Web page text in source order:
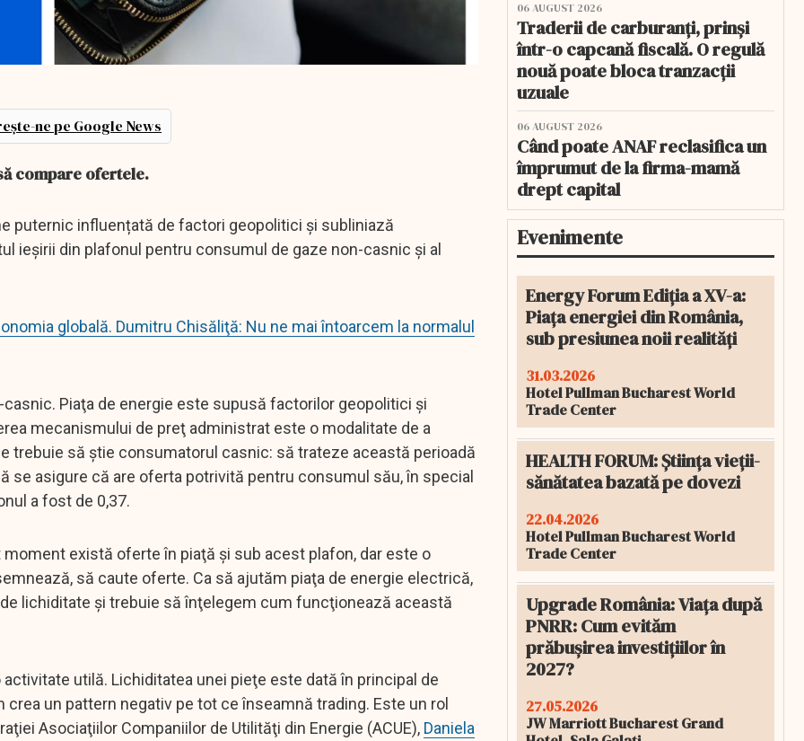
ne pe Google News
compare ofertele.
puternic influențată de factori geopolitici și subliniază
ieșirii din plafonul pentru consumul de gaze non-casnic și al
globală. Dumitru Chisăliţă: Nu ne mai întoarcem la normalul
Piaţa de energie este supusă factorilor geopolitici şi
mecanismului de preţ administrat este o modalitate de a
trebuie să ştie consumatorul casnic: să trateze această perioadă
se asigure că are oferta potrivită pentru consumul său, în special
a fost de 0,37.
există oferte în piaţă şi sub acest plafon, dar este o
să caute oferte. Ca să ajutăm piaţa de energie electrică,
lichiditate şi trebuie să înţelegem cum funcţionează această
utilă. Lichiditatea unei pieţe este dată în principal de
un pattern negativ pe tot ce înseamnă trading. Este un rol
Asociaţiilor Companiilor de Utilităţi din Energie (ACUE), Daniela
06 AUGUST 2026
Traderii de carburanți, prinși
într-o capcană fiscală. O regulă
nouă poate bloca tranzacții
uzuale
06 AUGUST 2026
Când poate ANAF reclasifica un
împrumut de la firma-mamă
drept capital
Evenimente
Energy Forum Ediția a XV-a:
Piața energiei din România,
sub presiunea noii realități
31.03.2026
Hotel Pullman Bucharest World
Trade Center
HEALTH FORUM: Știința vieții-
sănătatea bazată pe dovezi
22.04.2026
Hotel Pullman Bucharest World
Trade Center
Upgrade România: Viața după
PNRR: Cum evităm
prăbușirea investițiilor în
2027?
27.05.2026
JW Marriott Bucharest Grand